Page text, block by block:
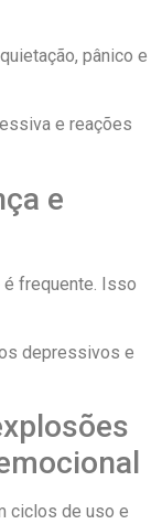
pânico e
e reações
e
é frequente. Isso
depressivos e
ciclos de uso e